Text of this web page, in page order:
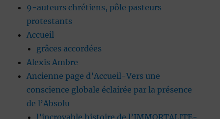
9-auteurs chrétiens, pôle pasteurs
protestants
Accueil
grâces accordées
Alexis Ambre
Ancienne page d’Accueil-Vers une
conscience globale éclairée par la présence
de l’Absolu
l’incroyable histoire de l’IMMORTALITE-